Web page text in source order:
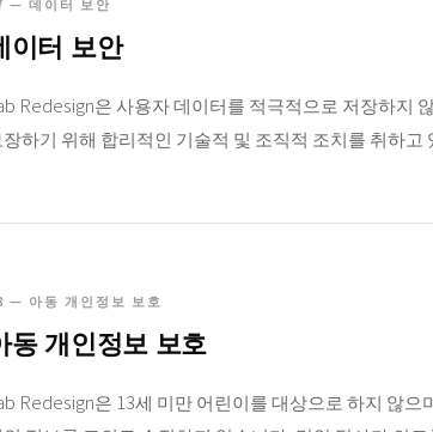
이터 보안
Redesign은 사용자 데이터를 적극적으로 저장하지
하기 위해 합리적인 기술적 및 조직적 조치를 취하
— 아동 개인정보 보호
동 개인정보 보호
Redesign은 13세 미만 어린이를 대상으로 하지 않